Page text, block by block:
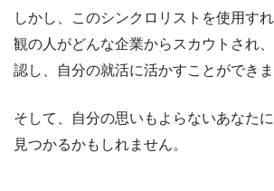
しかし、このシンクロリストを使用す
観の人がどんな企業からスカウトされ
認し、自分の就活に活かすことができま
そして、自分の思いもよらないあなた
見つかるかもしれません。